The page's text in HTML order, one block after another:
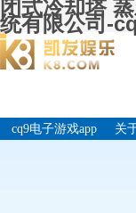
闭式冷却塔
统有限公司-
cq9电子游戏app
关